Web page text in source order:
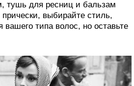
для ресниц и бальзам
прически, выбирайте стиль,
вашего типа волос, но оставьте